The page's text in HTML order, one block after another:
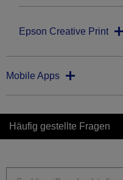
Epson Creative Print
Mobile Apps
Häufig gestellte Fragen